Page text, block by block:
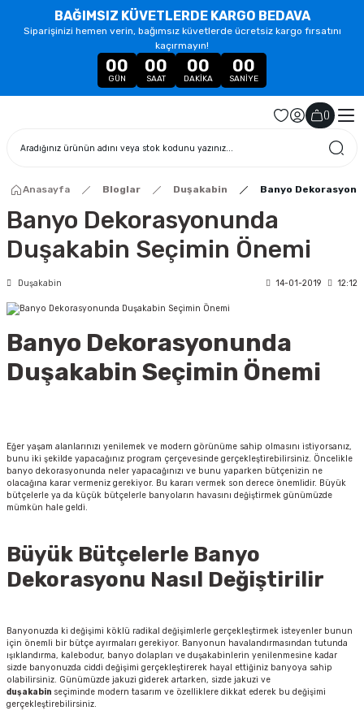
BAĞIMSIZ KÜVETLERDE KARGO BEDAVA
Siparişinizi hemen verin, bağımsız küvetlerde ücretsiz kargo fırsatını
kaçırmayın!
00
GÜN
00
SAAT
00
DAKIKA
00
SANIYE
()
Anasayfa Bloglar Duşakabin Banyo
Banyo Dekorasyonunda
Duşakabin Seçimin Önemi
Duşakabin 14-01-2019 12:12
Banyo Dekorasyonunda
Duşakabin Seçimin Önemi
Eğer yaşam alanlarınızı yenilemek ve modern görünüme sahip olmasını istiyorsanız,
bunu iki şekilde yapacağınız program çerçevesinde gerçekleştirebilirsiniz. Öncelikle
banyo dekorasyonunda neler yapacağınızı ve bunu yaparken bütçenizin ne
olacağına karar vermeniz gerekiyor. Bu kararı vermek son derece önemlidir. Büyük
bütçelerle ya da küçük bütçelerle banyoların havasını değiştirmek günümüzde
mümkün hale geldi.
Büyük Bütçelerle Banyo
Dekorasyonu Nasıl Değiştirilir
Banyonuzda ki değişimi köklü radikal değişimlerle gerçekleştirmek isteyenler bunun
için önemli bir bütçe ayırmaları gerekiyor. Banyonun havalandırmasından tutunda
ışıklandırma, kalebodur, banyo dolapları ve duşakabinlerin yenilenmesine kadar
sizde banyonuzda ciddi değişimi gerçekleştirerek hayal ettiğiniz banyoya sahip
olabilirsiniz. Günümüzde jakuzi giderek artarken, sizde jakuzi ve
duşakabin seçiminde modern tasarım ve özelliklere dikkat ederek bu değişimi
gerçekleştirebilirsiniz.